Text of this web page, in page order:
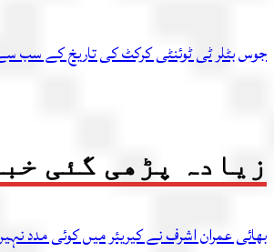
جوس بٹلر ٹی ٹوئنٹی کرکٹ کی تاریخ کے سب سے
زیادہ پڑھی گئی
بھائی عمران اشرف نے کیریئر میں کوئی مدد